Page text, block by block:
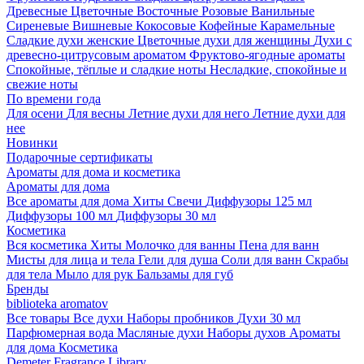
Древесные Цветочные Восточные Розовые Ванильные
Сиреневые Вишневые Кокосовые Кофейные Карамельные
Сладкие духи женские Цветочные духи для женщины Духи с
древесно-цитрусовым ароматом Фруктово-ягодные ароматы
Спокойные, тёплые и сладкие ноты Несладкие, спокойные и
свежие ноты
По времени года
Для осени Для весны Летние духи для него Летние духи для
нее
Новинки
Подарочные сертификаты
Ароматы для дома и косметика
Ароматы для дома
Все ароматы для дома Хиты Свечи Диффузоры 125 мл
Диффузоры 100 мл Диффузоры 30 мл
Косметика
Вся косметика Хиты Молочко для ванны Пена для ванн
Мисты для лица и тела Гели для душа Соли для ванн Скрабы
для тела Мыло для рук Бальзамы для губ
Бренды
biblioteka aromatov
Все товары Все духи Наборы пробников Духи 30 мл
Парфюмерная вода Масляные духи Наборы духов Ароматы
для дома Косметика